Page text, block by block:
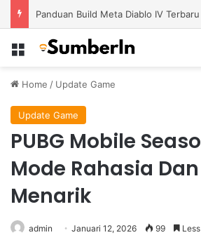
Menu
Home / Update Game
Update Game
PUBG Mobile
Mode Rahasia
Menarik
admin Januari 12, 2026 99